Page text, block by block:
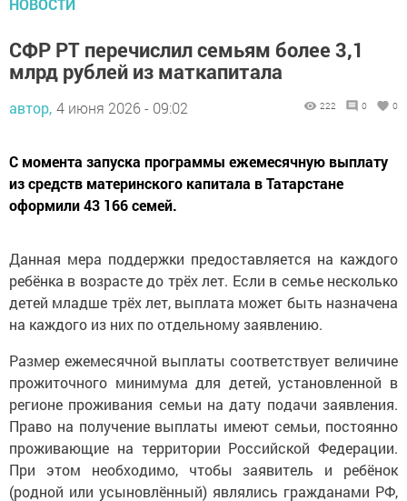
СФР РТ перечислил семьям более 3,1
млрд рублей из маткапитала
автор, 4 июня 2026 - 09:02 222 0 0
С момента запуска программы ежемесячную выплату
из средств материнского капитала в Татарстане
оформили 43 166 семей.
Данная мера поддержки предоставляется на каждого
ребёнка в возрасте до трёх лет. Если в семье несколько
детей младше трёх лет, выплата может быть назначена
на каждого из них по отдельному заявлению.
Размер ежемесячной выплаты соответствует величине
прожиточного минимума для детей, установленной в
регионе проживания семьи на дату подачи заявления.
Право на получение выплаты имеют семьи, постоянно
проживающие на территории Российской Федерации.
При этом необходимо, чтобы заявитель и ребёнок
(родной или усыновлённый) являлись гражданами РФ,